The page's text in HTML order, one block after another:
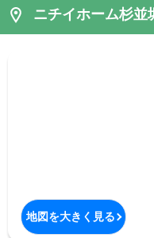
ニチイホーム杉並
地図を大きく見る